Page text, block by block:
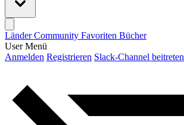
LänderCommunity Favoriten Bücher
User Menü
Anmelden Registrieren Slack-Channel beitreten